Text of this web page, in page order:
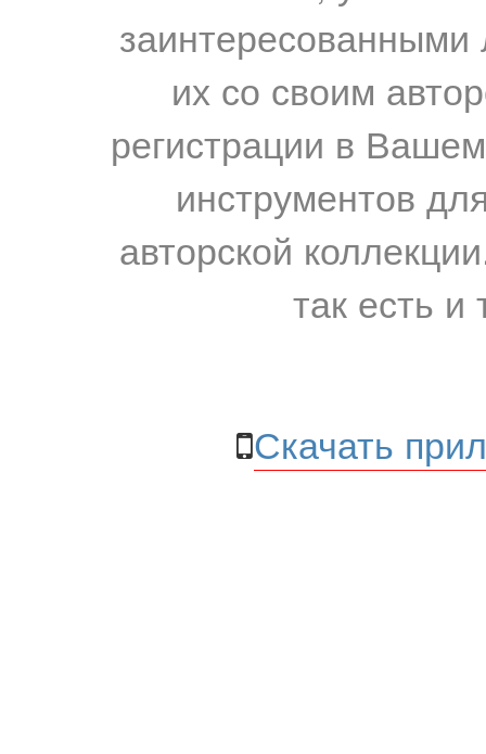
их со своим
регистрации в
инструментов
авторской
так есть и
Скачать